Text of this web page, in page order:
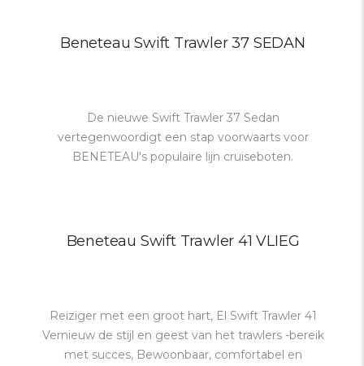
Beneteau Swift Trawler 37 SEDAN
De nieuwe Swift Trawler 37 Sedan
vertegenwoordigt een stap voorwaarts voor
BENETEAU's populaire lijn cruiseboten.
Beneteau Swift Trawler 41 VLIEG
Reiziger met een groot hart, El Swift Trawler 41
Vernieuw de stijl en geest van het trawlers -bereik
met succes, Bewoonbaar, comfortabel en